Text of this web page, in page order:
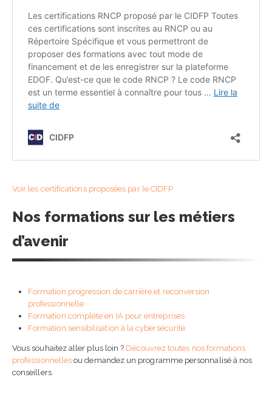
Voir les certifications proposées par le CIDFP
Nos formations sur les métiers
d’avenir
Formation progression de carrière et reconversion
professionnelle
Formation complète en IA pour entreprises
Formation sensibilisation à la cybersécurité
Vous souhaitez aller plus loin ? Découvrez toutes nos formations
professionnelles ou demandez un programme personnalisé à nos
conseillers.